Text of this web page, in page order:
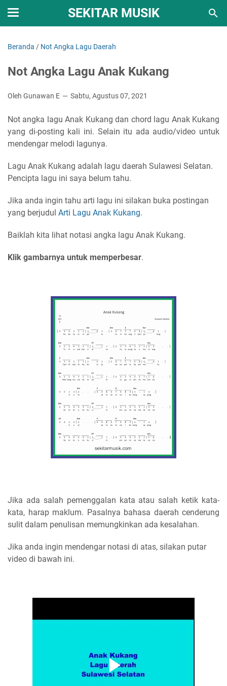
SEKITAR MUSIK
Beranda / Not Angka Lagu Daerah
Not Angka Lagu Anak Kukang
Oleh Gunawan E Sabtu, Agustus 07, 2021
Not angka lagu Anak Kukang dan chord lagu Anak Kukang
yang di-posting kali ini. Selain itu ada audio/video untuk
mendengar melodi lagunya.
Lagu Anak Kukang adalah lagu daerah Sulawesi Selatan.
Pencipta lagu ini saya belum tahu.
Jika anda ingin tahu arti lagu ini silakan buka postingan
yang berjudul Arti Lagu Anak Kukang.
Baiklah kita lihat notasi angka lagu Anak Kukang.
Klik gambarnya untuk memperbesar.
Jika ada salah pemenggalan kata atau salah ketik kata-
kata, harap maklum. Pasalnya bahasa daerah cenderung
sulit dalam penulisan memungkinkan ada kesalahan.
Jika anda ingin mendengar notasi di atas, silakan putar
video di bawah ini.